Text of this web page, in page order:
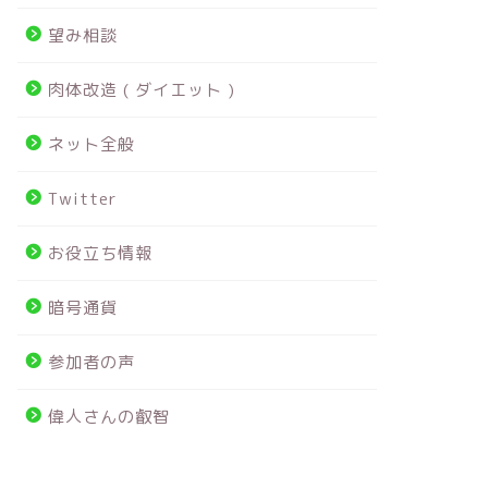
望み相談
肉体改造 ( ダイエット )
ネット全般
Twitter
お役立ち情報
暗号通貨
参加者の声
偉人さんの叡智